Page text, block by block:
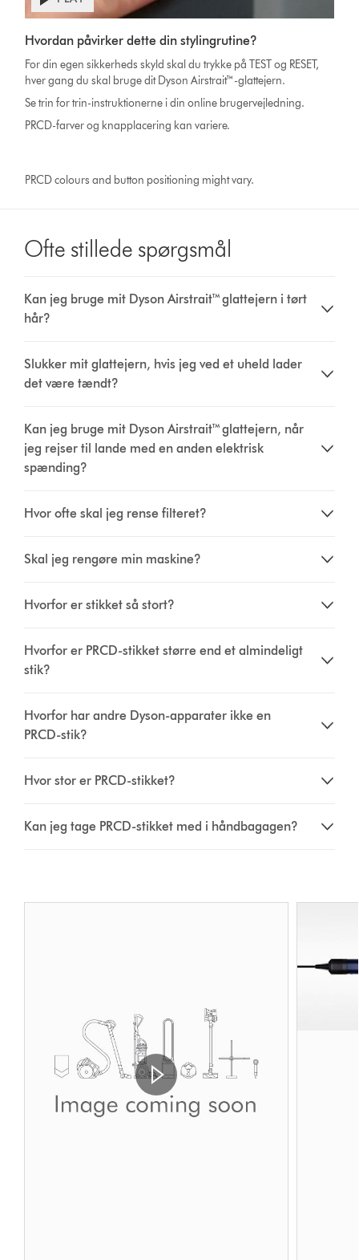
Transcript
video
Hvordan påvirker dette din stylingrutine?
For din egen sikkerheds skyld skal du trykke på TEST og RESET,
hver gang du skal bruge dit Dyson Airstrait™-glattejern.
Se trin for trin-instruktionerne i din online brugervejledning.
PRCD-farver og knapplacering kan variere.
PRCD colours and button positioning might vary.
Ofte stillede spørgsmål
Kan jeg bruge mit Dyson Airstrait™ glattejern i tørt
hår?
Slukker mit glattejern, hvis jeg ved et uheld lader
det være tændt?
Kan jeg bruge mit Dyson Airstrait™ glattejern, når
jeg rejser til lande med en anden elektrisk
spænding?
Hvor ofte skal jeg rense filteret?
Skal jeg rengøre min maskine?
Hvorfor er stikket så stort?
Hvorfor er PRCD-stikket større end et almindeligt
stik?
Hvorfor har andre Dyson-apparater ikke en
PRCD-stik?
Hvor stor er PRCD-stikket?
Kan jeg tage PRCD-stikket med i håndbagagen?